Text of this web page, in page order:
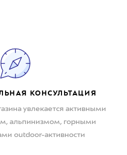
КОНСУЛЬТАЦИЯ
увлекается активными
альпинизмом, горными
outdoor-активности